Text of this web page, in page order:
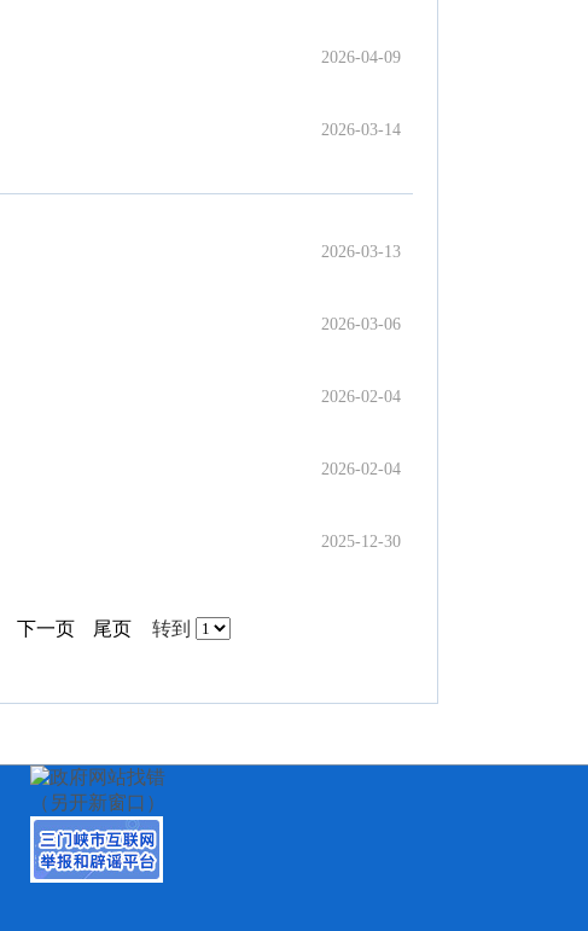
2026-04-09
2026-03-14
2026-03-13
2026-03-06
2026-02-04
2026-02-04
2025-12-30
下一页 尾页 转到